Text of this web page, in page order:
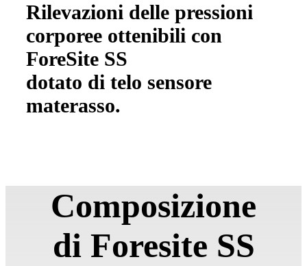
Rilevazioni delle pressioni
corporee ottenibili con
ForeSite SS
dotato di telo sensore
materasso.
Composizione
di Foresite SS